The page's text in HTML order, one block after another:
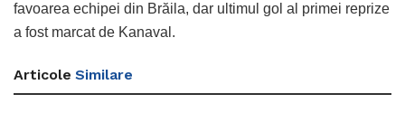
favoarea echipei din Brăila, dar ultimul gol al primei reprize
a fost marcat de Kanaval.
Articole Similare